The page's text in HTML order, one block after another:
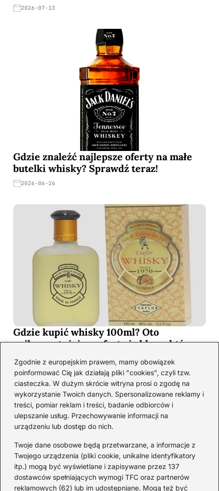
Zgodnie z europejskim prawem, mamy obowiązek
poinformować Cię jak działają pliki "cookies", czyli tzw.
ciasteczka. W dużym skrócie witryna prosi o zgodę na
wykorzystanie Twoich danych. Spersonalizowane reklamy i
treści, pomiar reklam i treści, badanie odbiorców i
ulepszanie usług. Przechowywanie informacji na
urządzeniu lub dostęp do nich.
Twoje dane osobowe będą przetwarzane, a informacje z
Twojego urządzenia (pliki cookie, unikalne identyfikatory
itp.) mogą być wyświetlane i zapisywane przez 137
dostawców spełniających wymogi TFC oraz partnerów
reklamowych (62) lub im udostępniane. Mogą też być
2026-07-13
Gdzie znaleźć najlepsze oferty na małe
butelki whisky? Sprawdź teraz!
2026-06-26
Gdzie kupić whisky 100ml? Oto
najkorzystniejsze oferty i sklepy, które
2026-06-26
Kategorie
Koktajle(128)
Likier (10)
Piwo(28)
Porady(68)
Przekąski(37)